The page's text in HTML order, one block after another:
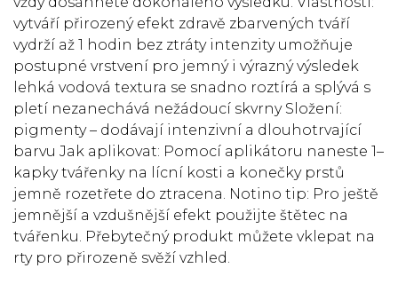
vytváří přirozený efekt zdravě zbarvených tváří
vydrží až 1 hodin bez ztráty intenzity umožňuje
postupné vrstvení pro jemný i výrazný výsledek
lehká vodová textura se snadno roztírá a splývá s
pletí nezanechává nežádoucí skvrny Složení:
pigmenty – dodávají intenzivní a dlouhotrvající
barvu Jak aplikovat: Pomocí aplikátoru naneste 1–
kapky tvářenky na lícní kosti a konečky prstů
jemně rozetřete do ztracena. Notino tip: Pro ještě
jemnější a vzdušnější efekt použijte štětec na
tvářenku. Přebytečný produkt můžete vklepat na
rty pro přirozeně svěží vzhled.